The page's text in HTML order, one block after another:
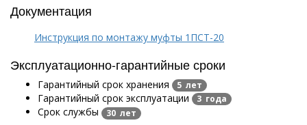
Документация
Инструкция по монтажу муфты 1ПСТ-20
Эксплуатационно-гарантийные сроки
Гарантийный срок хранения 5 лет
Гарантийный срок эксплуатации 3 года
Срок службы 30 лет